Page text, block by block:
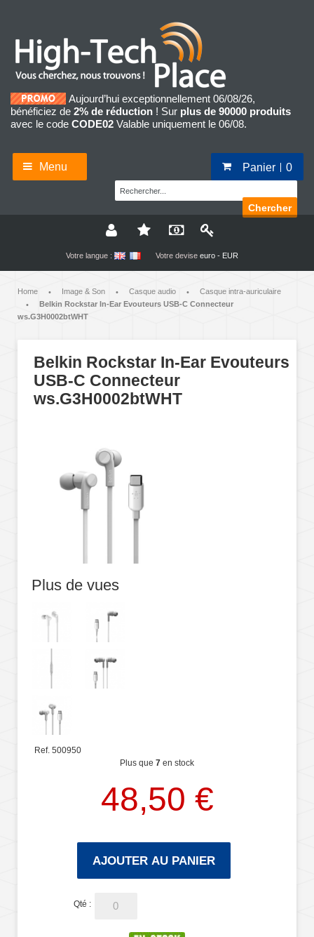
Aujourd’hui exceptionnellement 06/08/26,
bénéficiez de 2% de réduction ! Sur plus de 90000 produits
avec le code CODE02 Valable uniquement le 06/08.
Menu Panier 0
Chercher
Votre langue : Votre devise euro - EUR
Home • Image & Son • Casque audio •
Casque intra-auriculaire
•
Belkin Rockstar In-Ear Evouteurs USB-C Connecteur
ws.G3H0002btWHT
Belkin Rockstar In-Ear Evouteurs
USB-C Connecteur
ws.G3H0002btWHT
Plus de vues
Ref. 500950
Plus que 7 en stock
48,50 €
AJOUTER AU PANIER
Qté :